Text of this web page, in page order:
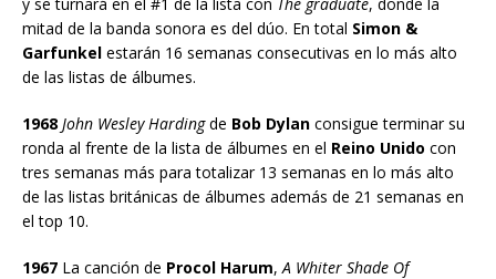
mitad de la banda sonora es del dúo. En total Simon &
Garfunkel estarán 16 semanas consecutivas en lo más alto
de las listas de álbumes.
1968 John Wesley Hardingde Bob Dylan consigue terminar su
ronda al frente de la lista de álbumes en el Reino Unido con
tres semanas más para totalizar 13 semanas en lo más alto
de las listas británicas de álbumes además de 21 semanas en
el top 10.
1967 La canción de Procol Harum, A Whiter Shade Of